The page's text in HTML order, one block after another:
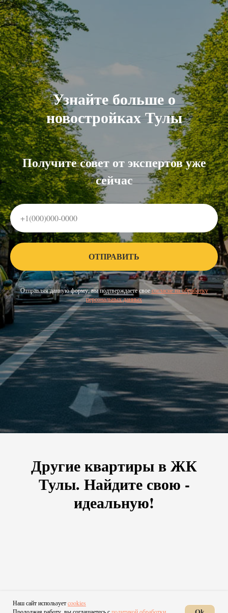
Узнайте больше о
новостройках Тулы
Получите совет от экспертов уже
сейчас
ОТПРАВИТЬ
Отправляя данную форму, вы подтверждаете свое согласие на обработку
персональных данных
Другие квартиры в ЖК
Тулы. Найдите свою -
идеальную!
ЖК Кировский сквер - Купить
Наш сайт используетcookies